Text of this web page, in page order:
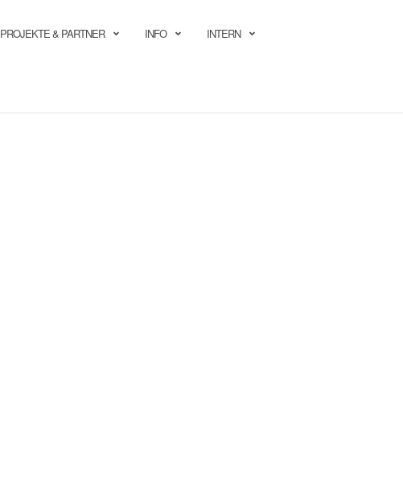
PROJEKTE & PARTNER INFO INTERN